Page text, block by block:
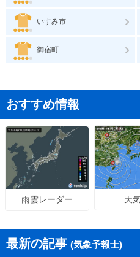
いすみ市
御宿町
おすすめ情報
雨雲レーダー 天
最新の記事 (気象予報士)